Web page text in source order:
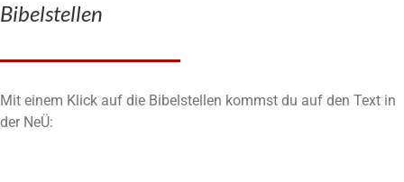
Bibelstellen
Mit einem Klick auf die Bibelstellen kommst du auf den Text in
der NeÜ: